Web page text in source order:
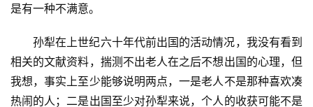
是有一种不满意。
孙犁在上世纪六十年代前出国的活动情况，我没有看到
相关的文献资料，揣测不出老人在之后不想出国的心理，但
我想，事实上至少能够说明两点，一是老人不是那种喜欢凑
热闹的人；二是出国至少对孙犁来说，个人的收获可能不是